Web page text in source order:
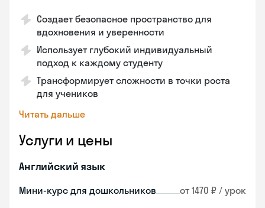
Создает безопасное пространство для
вдохновения и уверенности
Использует глубокий индивидуальный
подход к каждому студенту
Трансформирует сложности в точки роста
для учеников
Читать дальше
Услуги и цены
Английский язык
Мини-курс для дошкольников от 1470 ₽ / урок